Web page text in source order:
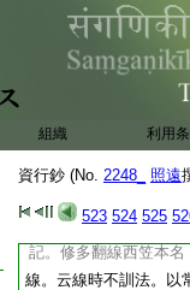
組織 利用
資行鈔 (No. 2248_ 照遠
523 524 525
一則對向。謂無漏惠
無漏惠對觀四諦。前
即淨惠。果即涅槃。
心即淨惠。境即四諦。
對。是能對故。而非
者。是法之對故。依
是能對故。外各爲法持
爲對法。持業釋也 文
意天台名目云。聖人智
云云 意云。無比類
記。修多翻線西笠本名
線。云線時不訓法。以